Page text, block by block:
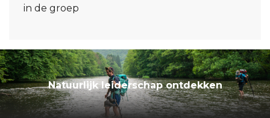
in de groep
Natuurlijk leiderschap ontdekken